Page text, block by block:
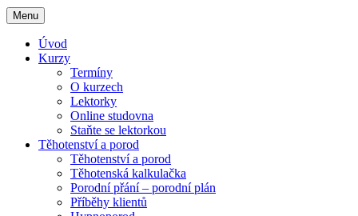
Menu
Úvod
Kurzy
Termíny
O kurzech
Lektorky
Online studovna
Staňte se lektorkou
Těhotenství a porod
Těhotenství a porod
Těhotenská kalkulačka
Porodní přání – porodní plán
Příběhy klientů